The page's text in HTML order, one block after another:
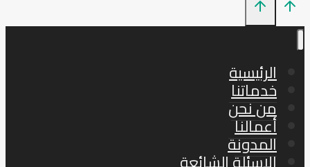
الرئيسية
خدماتنا
من نحن
أعمالنا
المدونة